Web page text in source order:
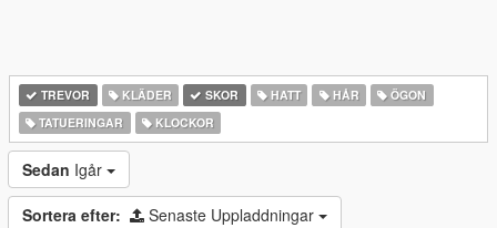
TREVOR KLÄDER SKOR HATT HÅR
ÖGON
TATUERINGAR
KLOCKOR
Sedan Igår
Sortera efter: Senaste Uppladdningar